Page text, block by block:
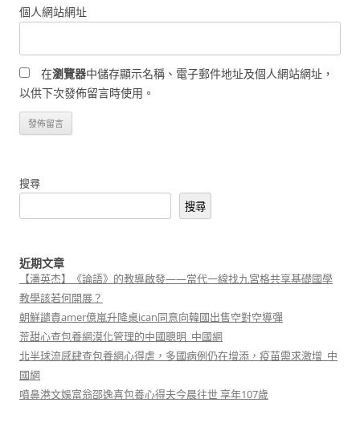
個人網站網址
在瀏覽器中儲存顯示名稱、電子郵件地址及個人網站網址，
以供下次發佈留言時使用。
搜尋
搜尋
近期文章
【潘英杰】《論語》的教導啟發——當代一線找九宮格共享基礎國學
教學該若何開展？
朝鮮譴責amer億嵐升降桌ican同意向韓國出售空對空導彈
荒甜心查包養網漠化管理的中國聰明_中國網
北半球流感肆查包養網心得虐，多國病例仍在增添，疫苗需求激增_中
國網
噴鼻港文娛富翁邵逸喜包養心得夫今晨往世 享年107歲